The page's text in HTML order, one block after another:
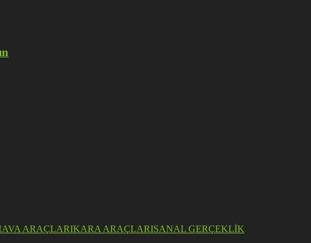
ARAÇLARIKARA ARAÇLARISANAL GERÇEKLİK